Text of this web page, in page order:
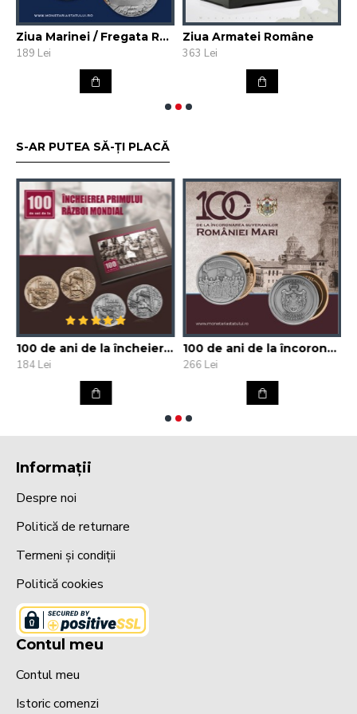
Ziua Marinei / Fregata Regina Maria
189 Lei
Ziua Armatei Române
363 Lei
S-AR PUTEA SĂ-ȚI PLACĂ
100 de ani de la încheierea Primului Război Mondial și 90 de ani de la inaugurarea Crucii Comemorative a eroilor din Primul Război Mondial
184 Lei
100 de ani de la încoronarea suveranilor României Mari
266 Lei
Informații
Despre noi
Politică de returnare
Termeni și condiții
Politică cookies
Contul meu
Contul meu
Istoric comenzi